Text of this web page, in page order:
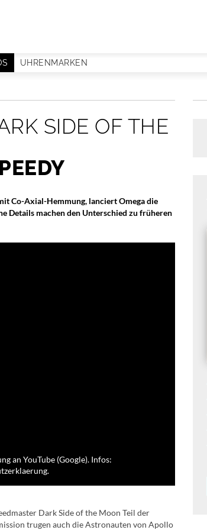
UHRENMARKEN
SIDE OF THE
Co-Axial-Hemmung, lanciert Omega die
Details machen den Unterschied zu früheren
an YouTube (Google). Infos:
Dark Side of the Moon Teil der
trugen auch die Astronauten von Apollo